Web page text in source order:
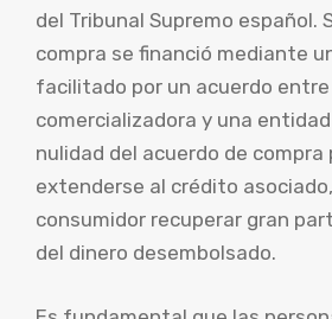
del Tribunal Supremo español.
compra se financió mediante
facilitado por un acuerdo entre
comercializadora y una
nulidad del acuerdo de compra
extenderse al crédito
consumidor recuperar gran
del dinero desembolsado.